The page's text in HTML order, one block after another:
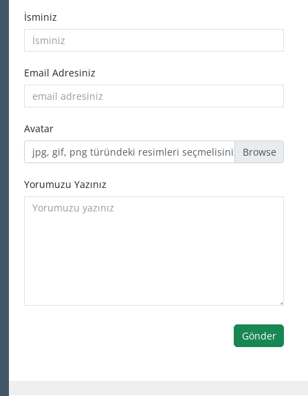
İsminiz
Email Adresiniz
Avatar
jpg, gif, png türündeki resimleri seçmelisiniz
Yorumuzu Yazınız
Gönder